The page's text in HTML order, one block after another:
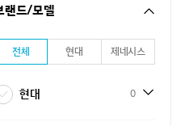
랜드/모델
전체 현대 제네시스
현대 0